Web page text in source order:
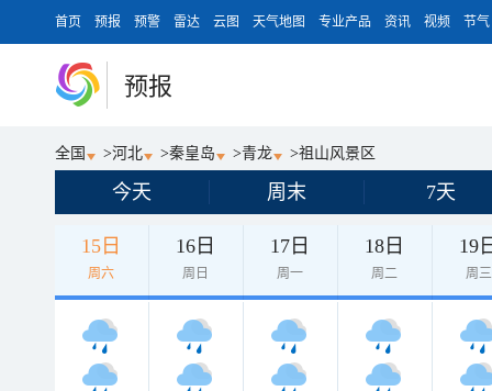
首页 预报 预警 雷达 云图 天气地图 专业产品 资讯 视频 节气
预报
全国 >河北 >秦皇岛 >青龙 >祖山风景区
今天 周末 7天
15日
周六
16日
周日
17日
周一
18日
周二
19
周三